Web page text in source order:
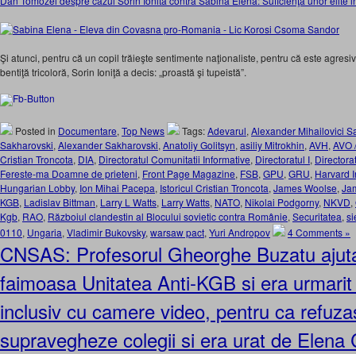
Şi atunci, pentru că un copil trăieşte sentimente naţionaliste, pentru că este
bentiţă tricoloră, Sorin Ioniţă a decis: „proastă şi tupeistă”.
Posted in Documentare, Top News Tags:Adevarul, Alexander Mihailovici
Sakharovski, Alexander Sakharovski, Anatoliy Golitsyn, asiliy Mitrokhin, AVH, AVO
Cristian Troncota, DIA, Directoratul Comunitatii Informative, Directoratul I,
Fereste-ma Doamne de prieteni, Front Page Magazine, FSB, GPU, GRU, Harvard
Hungarian Lobby, Ion Mihai Pacepa, Istoricul Cristian Troncota, James Woolse,
KGB, Ladislav Bittman, Larry L Watts, Larry Watts, NATO, Nikolai Podgorny, NKVD,
Kgb, RAO, Războiul clandestin al Blocului sovietic contra Românie, Securitatea,
0110, Ungaria, Vladimir Bukovsky, warsaw pact, Yuri Andropov 4 Comments »
CNSAS: Profesorul Gheorghe Buzatu
faimoasa Unitatea Anti-KGB si era
inclusiv cu camere video, pentru ca
supravegheze colegii si era urat de Elena